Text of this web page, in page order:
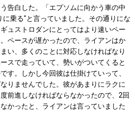
告白した。「エプソムに向かう車の中
乗る"と言っていました。その通りにな
ュストロダンにとってはより速いペー
ペースが遅かったので、ライアンはか
い、多くのことに対応しなければなり
スで走っていて、勢いがついてくると
す。しかし今回彼は仕掛けていって、
りませんでした。彼があまりにラクに
前進しなければならなかったので、2回
かったと、ライアンは言っていました